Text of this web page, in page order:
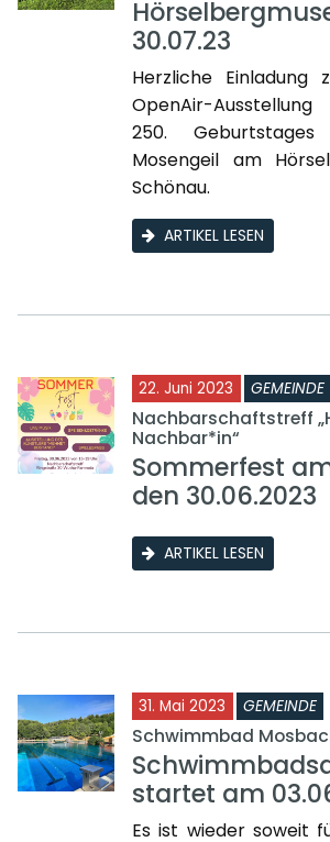
30.07.23
Herzliche Einladung
OpenAir-
250.
Mosengeil am
Schönau.
ARTIKEL LESEN
22. Juni 2023 GEMEINDE
Nachbarschaftstreff
Nachbar*in“
Sommerfest
den 30.06.2023
ARTIKEL LESEN
31. Mai 2023 GEMEINDE
Schwimmbad
startet am
Es ist wieder soweit